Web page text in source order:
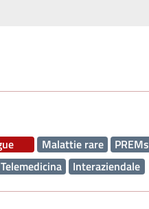
Malattie rare PREMs
Telemedicina Interaziendale